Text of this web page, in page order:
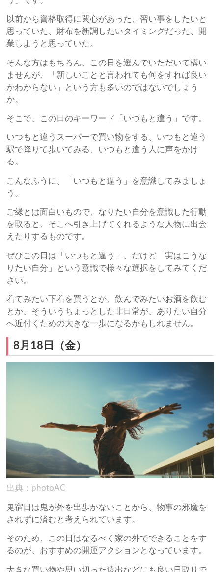
以前から資格取得に関心があった、習い事をしたいと
思っていた、財布を新調したいタイミングだった、開
業しようと思っていた。
そんな方はもちろん、この日を選んでいただいて構い
ませんが、「新しいことと言われても何をすれば良い
かわからない」という方も多いのではないでしょう
か。
そこで、この日のキーワード「いつもと違う」です。
いつもと違うスーパーで買い物をする、いつもと違う
駅で降りて歩いてみる、いつもと違う人に声をかけ
る。
こんなふうに、「いつもと違う」を意識してみましょ
う。
ご縁とは面白いもので、なりたい自分を意識した行動
を取ると、そこへ引き上げてくれるような人物に出会
えたりするものです。
ぜひこの日は「いつもと違う」、だけど「実はこうな
りたい自分」という意識で様々な選択をしてみてくだ
さい。
着てみたい下着を買うとか、飲んでみたいお酒を飲む
とか、そういうちょっとした非日常が、ありたい自分
へ近付くための大きな一歩になるかもしれません。
8月18日（金）
出典：photoAC
鬼宿日は鬼が外を出歩かないことから、物事の邪魔を
されずに済むと考えられています。
そのため、この日はなるべく家の外でできることをす
るのが、おすすめの開運アクションとなっています。
大きな買い物や思い切った遠出などにも良い日取りで